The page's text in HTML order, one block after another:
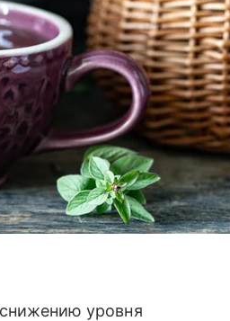
уровня